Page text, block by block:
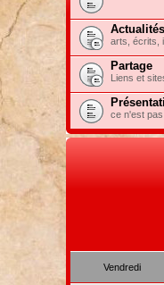
arts, écrits,
Partage
Liens et
ce n'est
Vendredi